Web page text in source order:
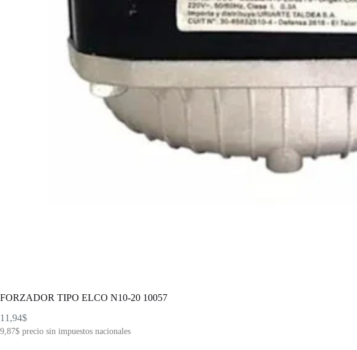
FORZADOR TIPO ELCO N10-20 10057
11,94$
9,87$ precio sin impuestos nacionales